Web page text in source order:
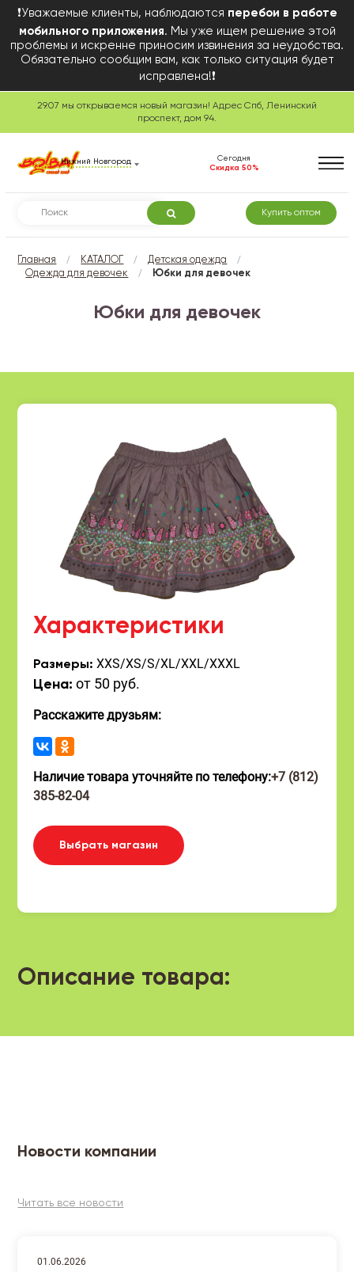
❗Уважаемые клиенты, наблюдаются перебои в работе
мобильного приложения. Мы уже ищем решение этой
проблемы и искренне приносим извинения за неудобства.
Обязательно сообщим вам, как только ситуация будет
исправлена!❗
29.07 мы открываемся новый магазин! Адрес Спб, Ленинский
проспект, дом 94.
Нижний Новгород
Сегодня
Скидка 50%
Купить оптом
Главная / КАТАЛОГ / Детская одежда /
Одежда для девочек / Юбки для девочек
Юбки для девочек
Характеристики
Размеры:XXS/XS/S/XL/XXL/XXXL
Цена: от 50 руб.
Расскажите друзьям:
Наличие товара уточняйте по телефону:+7 (812)
385-82-04
Выбрать магазин
Описание товара:
Новости компании
Читать все новости
01.06.2026